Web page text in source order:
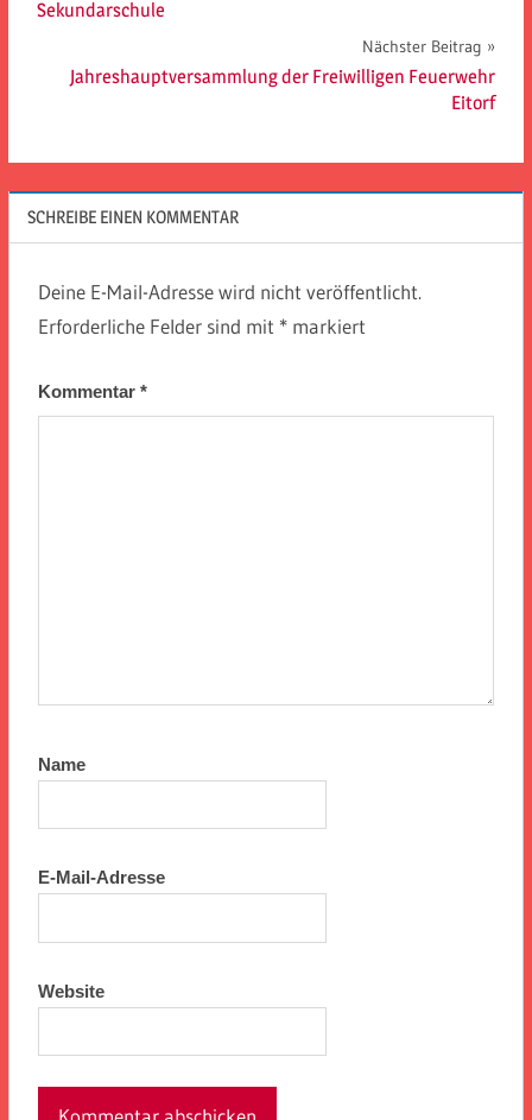
Sekundarschule
Nächster Beitrag
Jahreshauptversammlung der Freiwilligen Feuerwehr
Eitorf
SCHREIBE EINEN KOMMENTAR
Deine E-Mail-Adresse wird nicht veröffentlicht.
Erforderliche Felder sind mit *markiert
Kommentar *
Name
E-Mail-Adresse
Website